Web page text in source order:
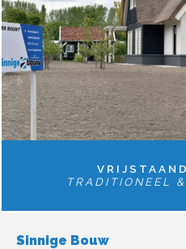
TRADITIONEEL
Sinnige Bouw